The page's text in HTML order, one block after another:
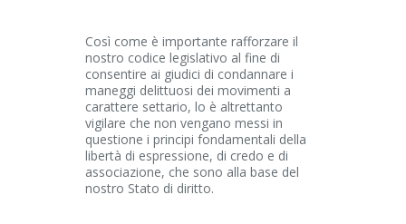
Così come è importante rafforzare il
nostro codice legislativo al fine di
consentire ai giudici di condannare i
maneggi delittuosi dei movimenti a
carattere settario, lo è altrettanto
vigilare che non vengano messi in
questione i principi fondamentali della
libertà di espressione, di credo e di
associazione, che sono alla base del
nostro Stato di diritto.